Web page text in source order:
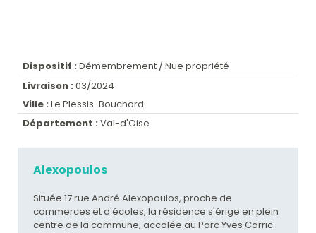
Dispositif : Démembrement / Nue propriété
Livraison : 03/2024
Ville : Le Plessis-Bouchard
Département : Val-d'Oise
Alexopoulos
Située 17 rue André Alexopoulos, proche de
commerces et d'écoles, la résidence s'érige en plein
centre de la commune, accolée au Parc Yves Carric